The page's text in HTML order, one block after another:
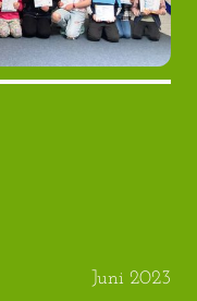
Juni 2023